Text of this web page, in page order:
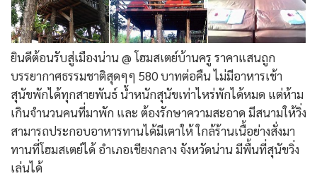
ยินดีต้อนรับสู่เมืองน่าน @ โฮมสเตย์บ้านครู ราคาแสนถูก
บรรยากาศธรรมชาติสุดๆๆ 580 บาทต่อคืน ไม่มีอาหารเช้า
สุนัขพักได้ทุกสายพันธ์ น้ำหนักสุนัขเท่าไหร่พักได้หมด แต่ห้าม
เกินจำนวนคนที่มาพัก และ ต้องรักษาความสะอาด มีสนามให้วิ่ง
สามารถประกอบอาหารทานได้มีเตาให้ ใกล้ร้านเนื้อย่างสั่งมา
ทานที่โฮมสเตย์ได้ อำเภอเชียงกลาง จังหวัดน่าน มีพื้นที่สุนัขวิ่ง
เล่นได้